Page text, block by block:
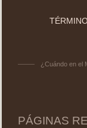
¿Cuándo en el
PÁGINAS